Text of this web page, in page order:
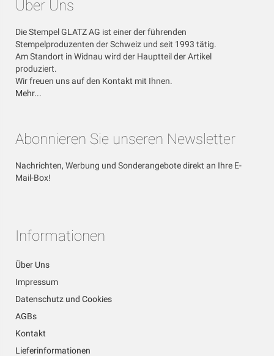
Über Uns
Die Stempel GLATZ AG ist einer der führenden
Stempelproduzenten der Schweiz und seit 1993 tätig.
Am Standort in Widnau wird der Hauptteil der Artikel
produziert.
Wir freuen uns auf den Kontakt mit Ihnen.
Mehr...
Abonnieren Sie unseren Newsletter
Nachrichten, Werbung und Sonderangebote direkt an Ihre E-
Mail-Box!
Informationen
Über Uns
Impressum
Datenschutz und Cookies
AGBs
Kontakt
Lieferinformationen